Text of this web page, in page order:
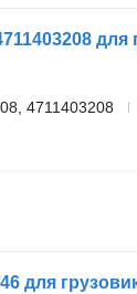
4711403208
для